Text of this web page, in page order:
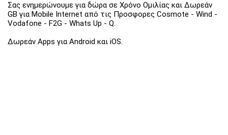
Σας ενημερώνουμε για δώρα σε Χρόνο Ομιλίας και Δωρεάν
GB για Mobile Internet από τις Προσφορες Cosmote - Wind -
Vodafone - F2G - Whats Up - Q.
Δωρεάν Apps για Android και iOS.